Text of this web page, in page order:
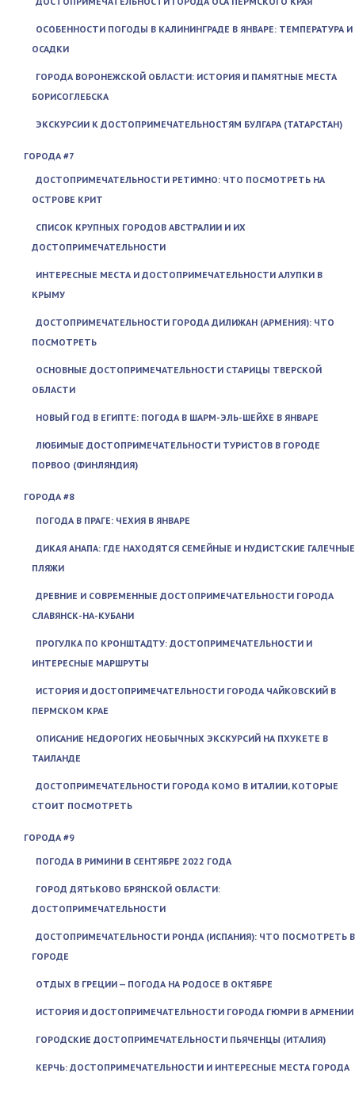
ОСОБЕННОСТИ ПОГОДЫ В КАЛИНИНГРАДЕ В ЯНВАРЕ: ТЕМПЕРАТУРА И
ОСАДКИ
ГОРОДА ВОРОНЕЖСКОЙ ОБЛАСТИ: ИСТОРИЯ И ПАМЯТНЫЕ МЕСТА
БОРИСОГЛЕБСКА
ЭКСКУРСИИ К ДОСТОПРИМЕЧАТЕЛЬНОСТЯМ БУЛГАРА (ТАТАРСТАН)
ГОРОДА #7
ДОСТОПРИМЕЧАТЕЛЬНОСТИ РЕТИМНО: ЧТО ПОСМОТРЕТЬ НА
ОСТРОВЕ КРИТ
СПИСОК КРУПНЫХ ГОРОДОВ АВСТРАЛИИ И ИХ
ДОСТОПРИМЕЧАТЕЛЬНОСТИ
ИНТЕРЕСНЫЕ МЕСТА И ДОСТОПРИМЕЧАТЕЛЬНОСТИ АЛУПКИ В
КРЫМУ
ДОСТОПРИМЕЧАТЕЛЬНОСТИ ГОРОДА ДИЛИЖАН (АРМЕНИЯ): ЧТО
ПОСМОТРЕТЬ
ОСНОВНЫЕ ДОСТОПРИМЕЧАТЕЛЬНОСТИ СТАРИЦЫ ТВЕРСКОЙ
ОБЛАСТИ
НОВЫЙ ГОД В ЕГИПТЕ: ПОГОДА В ШАРМ-ЭЛЬ-ШЕЙХЕ В ЯНВАРЕ
ЛЮБИМЫЕ ДОСТОПРИМЕЧАТЕЛЬНОСТИ ТУРИСТОВ В ГОРОДЕ
ПОРВОО (ФИНЛЯНДИЯ)
ГОРОДА #8
ПОГОДА В ПРАГЕ: ЧЕХИЯ В ЯНВАРЕ
ДИКАЯ АНАПА: ГДЕ НАХОДЯТСЯ СЕМЕЙНЫЕ И НУДИСТСКИЕ ГАЛЕЧНЫЕ
ПЛЯЖИ
ДРЕВНИЕ И СОВРЕМЕННЫЕ ДОСТОПРИМЕЧАТЕЛЬНОСТИ ГОРОДА
СЛАВЯНСК-НА-КУБАНИ
ПРОГУЛКА ПО КРОНШТАДТУ: ДОСТОПРИМЕЧАТЕЛЬНОСТИ И
ИНТЕРЕСНЫЕ МАРШРУТЫ
ИСТОРИЯ И ДОСТОПРИМЕЧАТЕЛЬНОСТИ ГОРОДА ЧАЙКОВСКИЙ В
ПЕРМСКОМ КРАЕ
ОПИСАНИЕ НЕДОРОГИХ НЕОБЫЧНЫХ ЭКСКУРСИЙ НА ПХУКЕТЕ В
ТАИЛАНДЕ
ДОСТОПРИМЕЧАТЕЛЬНОСТИ ГОРОДА КОМО В ИТАЛИИ, КОТОРЫЕ
СТОИТ ПОСМОТРЕТЬ
ГОРОДА #9
ПОГОДА В РИМИНИ В СЕНТЯБРЕ 2022 ГОДА
ГОРОД ДЯТЬКОВО БРЯНСКОЙ ОБЛАСТИ:
ДОСТОПРИМЕЧАТЕЛЬНОСТИ
ДОСТОПРИМЕЧАТЕЛЬНОСТИ РОНДА (ИСПАНИЯ): ЧТО ПОСМОТРЕТЬ В
ГОРОДЕ
ОТДЫХ В ГРЕЦИИ — ПОГОДА НА РОДОСЕ В ОКТЯБРЕ
ИСТОРИЯ И ДОСТОПРИМЕЧАТЕЛЬНОСТИ ГОРОДА ГЮМРИ В АРМЕНИИ
ГОРОДСКИЕ ДОСТОПРИМЕЧАТЕЛЬНОСТИ ПЬЯЧЕНЦЫ (ИТАЛИЯ)
КЕРЧЬ: ДОСТОПРИМЕЧАТЕЛЬНОСТИ И ИНТЕРЕСНЫЕ МЕСТА ГОРОДА